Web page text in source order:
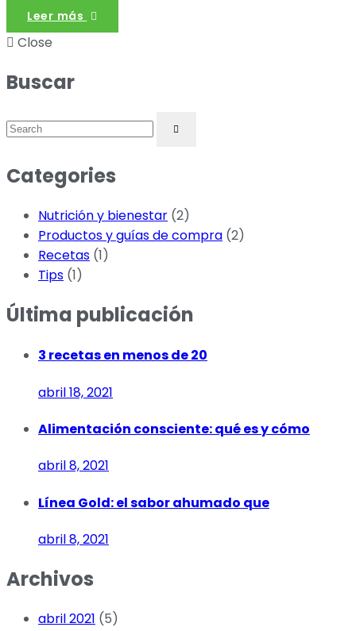
Leer más
Close
Buscar
Categories
Nutrición y bienestar (2)
Productos y guías de compra (2)
Recetas (1)
Tips (1)
Última publicación
3 recetas en menos de 20
abril 18, 2021
Alimentación consciente: qué es y cómo
abril 8, 2021
Línea Gold: el sabor ahumado que
abril 8, 2021
Archivos
abril 2021 (5)